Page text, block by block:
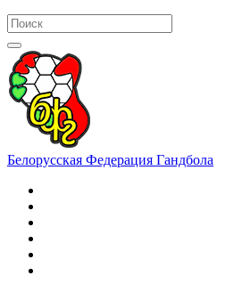
Белорусская Федерация Гандбола